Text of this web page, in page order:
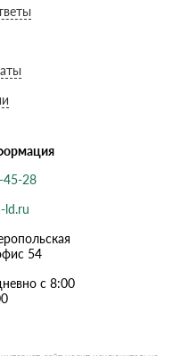
45-28
ld.ru
54
с 8:00